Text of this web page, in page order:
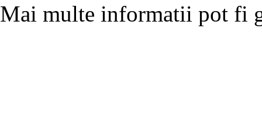
Mai multe informatii pot fi